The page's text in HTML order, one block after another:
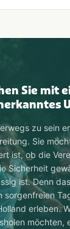
Sie mit
zu sein
Sie
ist, ob die
Sicherheit
ist. Denn
sorgenfreien
erleben.
möchten,